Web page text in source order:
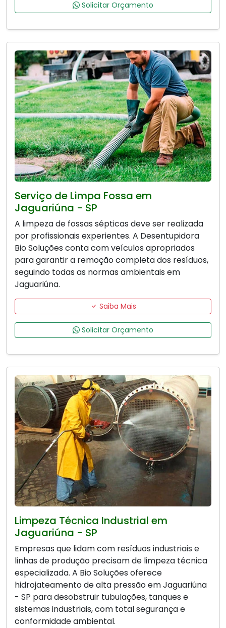
Solicitar Orçamento
Serviço de Limpa Fossa em
Jaguariúna - SP
A limpeza de fossas sépticas deve ser realizada
por profissionais experientes. A Desentupidora
Bio Soluções conta com veículos apropriados
para garantir a remoção completa dos resíduos,
seguindo todas as normas ambientais em
Jaguariúna.
Saiba Mais
Solicitar Orçamento
Limpeza Técnica Industrial em
Jaguariúna - SP
Empresas que lidam com resíduos industriais e
linhas de produção precisam de limpeza técnica
especializada. A Bio Soluções oferece
hidrojateamento de alta pressão em Jaguariúna
- SP para desobstruir tubulações, tanques e
sistemas industriais, com total segurança e
conformidade ambiental.